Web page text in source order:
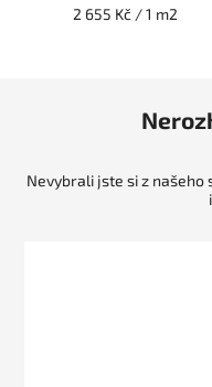
2 655 Kč / 1 m2
Nevybrali jste si z